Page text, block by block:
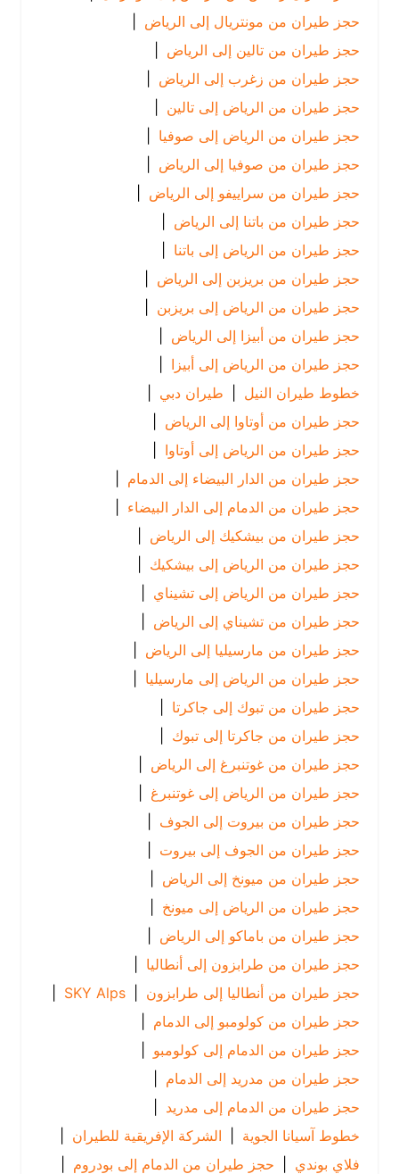
حجز طيران من مونتريال إلى الرياض
|
حجز طيران من تالين إلى الرياض
|
حجز طيران من زغرب إلى الرياض
|
حجز طيران من الرياض إلى تالين
|
حجز طيران من الرياض إلى صوفيا
|
حجز طيران من صوفيا إلى الرياض
|
حجز طيران من سراييفو إلى الرياض
|
حجز طيران من باتنا إلى الرياض
|
حجز طيران من الرياض إلى باتنا |
حجز طيران من بريزبن إلى الرياض
|
حجز طيران من الرياض إلى بريزبن |
حجز طيران من أبيزا إلى الرياض
|
حجز طيران من الرياض إلى أبيزا
خطوط طيران النيل | طيران دبي |
حجز طيران من أوتاوا إلى الرياض
|
حجز طيران من الرياض إلى أوتاوا |
حجز طيران من الدار البيضاء إلى الدمام
|
حجز طيران من الدمام إلى الدار البيضاء |
حجز طيران من بيشكيك إلى الرياض
|
حجز طيران من الرياض إلى بيشكيك |
حجز طيران من الرياض إلى تشيناي |
حجز طيران من تشيناي إلى الرياض
|
حجز طيران من مارسيليا إلى الرياض
|
حجز طيران من الرياض إلى مارسيليا |
حجز طيران من تبوك إلى جاكرتا
|
حجز طيران من جاكرتا إلى تبوك
|
حجز طيران من غوتنبرغ إلى الرياض
|
حجز طيران من الرياض إلى غوتنبرغ |
حجز طيران من بيروت إلى الجوف |
حجز طيران من الجوف إلى بيروت
|
حجز طيران من ميونخ إلى الرياض
|
حجز طيران من الرياض إلى ميونخ |
حجز طيران من باماكو إلى الرياض
|
حجز طيران من طرابزون إلى أنطاليا
|
حجز طيران من أنطاليا إلى طرابزون |
SKY Alps
|
حجز طيران من كولومبو إلى الدمام
|
حجز طيران من الدمام إلى كولومبو |
حجز طيران من مدريد إلى الدمام
|
حجز طيران من الدمام إلى مدريد |
خطوط آسيانا الجوية
| الشركة الإفريقية للطيران |
فلاي بوندي | حجز طيران من الدمام إلى بودروم |